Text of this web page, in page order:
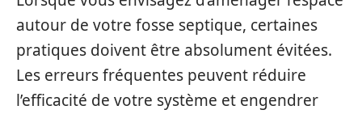
autour de votre fosse septique, certaines
pratiques doivent être absolument évitées.
Les erreurs fréquentes peuvent réduire
l’efficacité de votre système et engendrer